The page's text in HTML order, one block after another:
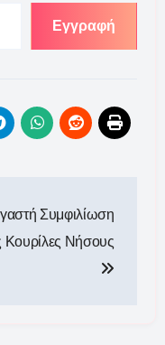
Εγγραφή
Συμφιλίωση
Κουρίλες Νήσους